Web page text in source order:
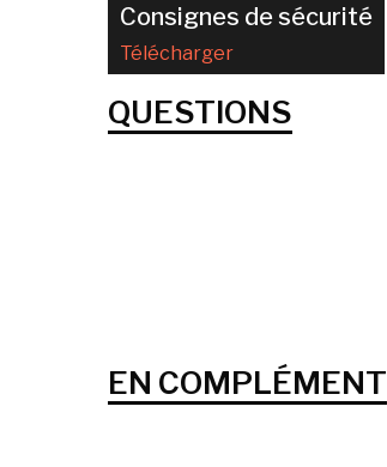
Consignes de sécurité
Télécharger
QUESTIONS
EN COMPLÉMENT